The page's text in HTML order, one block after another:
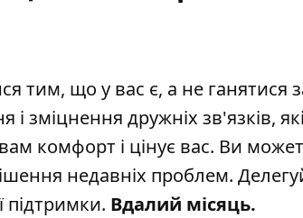
тим, що у вас є, а не ганятися
зміцнення дружніх зв'язків,
комфорт і цінує вас. Ви
недавніх проблем.
підтримки. Вдалий місяць.